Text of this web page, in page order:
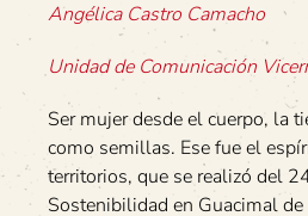
Angélica Castro Camacho
Unidad de Comunicación
Ser mujer desde el cuerpo, la
como semillas. Ese fue el
territorios, que se realizó del
Sostenibilidad en Guacimal de